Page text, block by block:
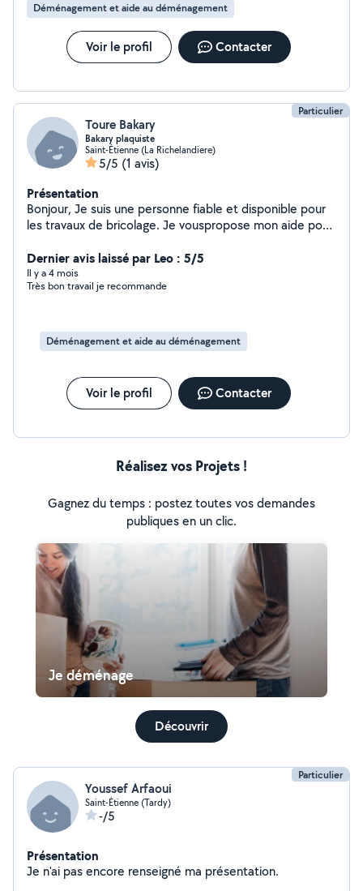
Déménagement et aide au déménagement
Voir le profil Contacter
Particulier
Toure Bakary
Bakary plaquiste
Saint-Étienne (La Richelandiere)
5/5 (1 avis)
Présentation
Bonjour, Je suis une personne fiable et disponible pour
les travaux de bricolage. Je vouspropose mon aide pour
aide déménagement courses, petits travaux, garde
d'enfants, etc.). Sérieux et ponctuel, je m'engage à
rendre service efficacement. N'hésitez pas à me
Dernier avis laissé par Leo : 5/5
Il y a 4 mois
Très bon travail je recommande
Déménagement et aide au déménagement
Voir le profil Contacter
Réalisez vos Projets !
Gagnez du temps : postez toutes vos demandes
publiques en un clic.
Je déménage
Découvrir
Particulier
Youssef Arfaoui
Saint-Étienne (Tardy)
-/5
Présentation
Je n'ai pas encore renseigné ma présentation.